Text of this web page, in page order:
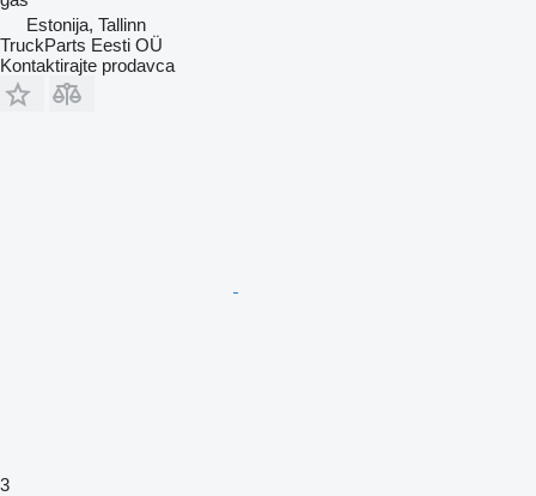
Estonija, Tallinn
TruckParts Eesti OÜ
Kontaktirajte prodavca
3